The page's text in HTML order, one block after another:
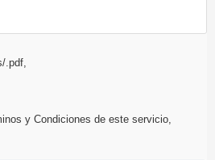
.pdf,
y Condiciones de este servicio,